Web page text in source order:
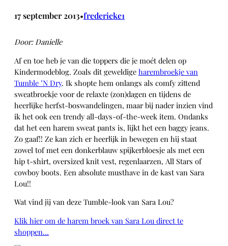
17 september 2013•frederieke1
Door: Danielle
Af en toe heb je van die toppers die je moét delen op
Kindermodeblog. Zoals dit geweldige harembroekje van
Tumble ’N Dry. Ik shopte hem onlangs als comfy zittend
sweatbroekje voor de relaxte (zon)dagen en tijdens de
heerlijke herfst-boswandelingen, maar bij nader inzien vind
ik het ook een trendy all-days-of-the-week item. Ondanks
dat het een harem sweat pants is, lijkt het een baggy jeans.
Zo gaaf!! Ze kan zich er heerlijk in bewegen en hij staat
zowel tof met een donkerblauw spijkerbloesje als met een
hip t-shirt, oversized knit vest, regenlaarzen, All Stars of
cowboy boots. Een absolute musthave in de kast van Sara
Lou!!
Wat vind jij van deze Tumble-look van Sara Lou?
Klik hier om de harem broek van Sara Lou direct te
shoppen…